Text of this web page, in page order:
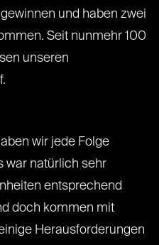
und haben zwei
Seit nunmehr 100
unseren
wir jede Folge
war natürlich sehr
entsprechend
doch kommen mit
Herausforderungen